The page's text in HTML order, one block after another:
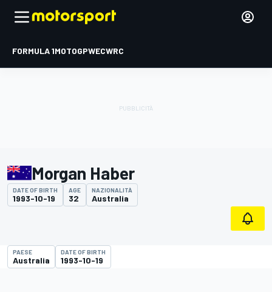
FORMULA 1MOTOGPWECWRC
Morgan Haber
DATE OF BIRTH
1993-10-19
AGE
32
NAZIONALITÀ
Australia
PAESE
Australia
DATE OF BIRTH
1993-10-19